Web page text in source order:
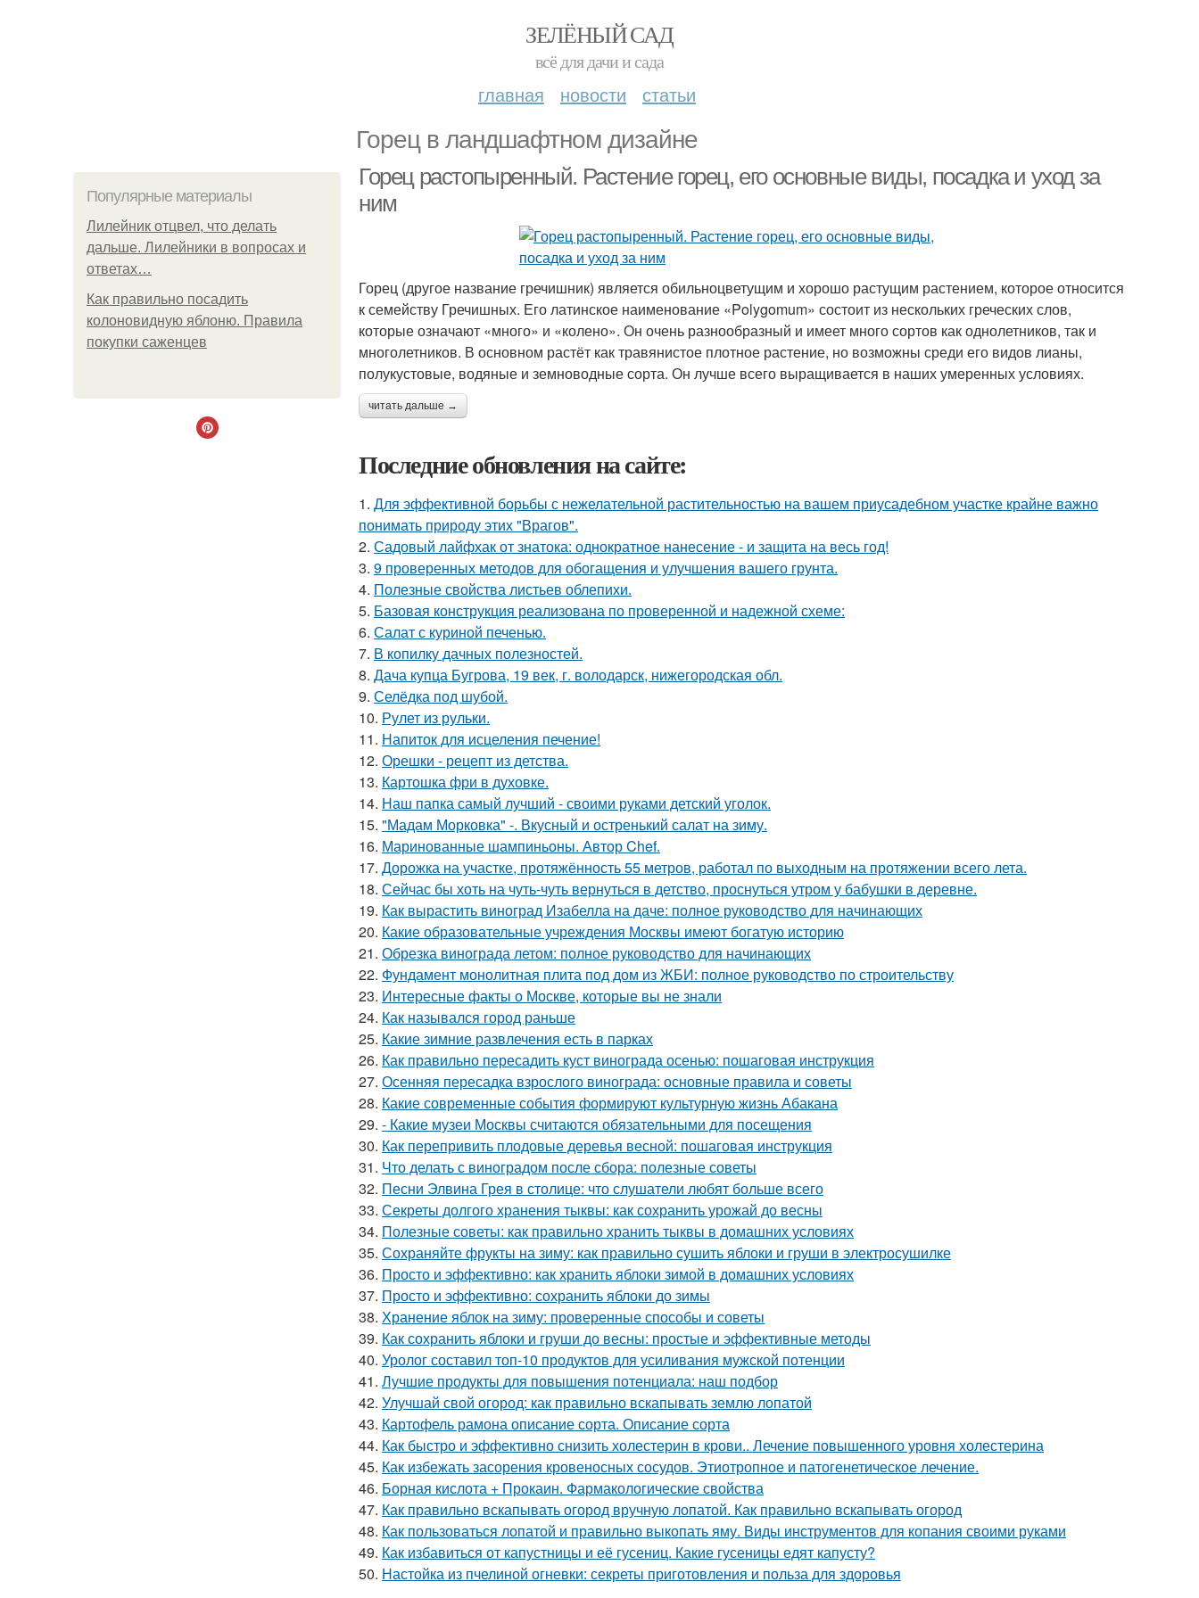
ЗЕЛЁНЫЙ САД
всё для дачи и сада
главная новости статьи
Горец в ландшафтном дизайне
Популярные материалы
Лилейник отцвел, что делать
дальше. Лилейники в вопросах и
ответах…
Как правильно посадить
колоновидную яблоню. Правила
покупки саженцев
Горец растопыренный. Растение горец, его основные виды, посадка и уход за
ним
Горец (другое название гречишник) является обильноцветущим и хорошо растущим растением, которое относится
к семейству Гречишных. Его латинское наименование «Polygomum» состоит из нескольких греческих слов,
которые означают «много» и «колено». Он очень разнообразный и имеет много сортов как однолетников, так и
многолетников. В основном растёт как травянистое плотное растение, но возможны среди его видов лианы,
полукустовые, водяные и земноводные сорта. Он лучше всего выращивается в наших умеренных условиях.
читать дальше →
Последние обновления на сайте:
1. Для эффективной борьбы с нежелательной растительностью на вашем приусадебном участке крайне важно
понимать природу этих "Врагов".
2. Садовый лайфхак от знатока: однократное нанесение - и защита на весь год!
3. 9 проверенных методов для обогащения и улучшения вашего грунта.
4. Полезные свойства листьев облепихи.
5. Базовая конструкция реализована по проверенной и надежной схеме:
6. Салат с куриной печенью.
7. В копилку дачных полезностей.
8. Дача купца Бугрова, 19 век, г. володарск, нижегородская обл.
9. Селёдка под шубой.
10. Рулет из рульки.
11. Напиток для исцеления печение!
12. Орешки - рецепт из детства.
13. Картошка фри в духовке.
14. Наш папка самый лучший - своими руками детский уголок.
15. "Мадам Морковка" -. Вкусный и остренький салат на зиму.
16. Маринованные шампиньоны. Автор Chef.
17. Дорожка на участке, протяжённость 55 метров, работал по выходным на протяжении всего лета.
18. Сейчас бы хоть на чуть-чуть вернуться в детство, проснуться утром у бабушки в деревне.
19. Как вырастить виноград Изабелла на даче: полное руководство для начинающих
20. Какие образовательные учреждения Москвы имеют богатую историю
21. Обрезка винограда летом: полное руководство для начинающих
22. Фундамент монолитная плита под дом из ЖБИ: полное руководство по строительству
23. Интересные факты о Москве, которые вы не знали
24. Как назывался город раньше
25. Какие зимние развлечения есть в парках
26. Как правильно пересадить куст винограда осенью: пошаговая инструкция
27. Осенняя пересадка взрослого винограда: основные правила и советы
28. Какие современные события формируют культурную жизнь Абакана
29. - Какие музеи Москвы считаются обязательными для посещения
30. Как перепривить плодовые деревья весной: пошаговая инструкция
31. Что делать с виноградом после сбора: полезные советы
32. Песни Элвина Грея в столице: что слушатели любят больше всего
33. Секреты долгого хранения тыквы: как сохранить урожай до весны
34. Полезные советы: как правильно хранить тыквы в домашних условиях
35. Сохраняйте фрукты на зиму: как правильно сушить яблоки и груши в электросушилке
36. Просто и эффективно: как хранить яблоки зимой в домашних условиях
37. Просто и эффективно: сохранить яблоки до зимы
38. Хранение яблок на зиму: проверенные способы и советы
39. Как сохранить яблоки и груши до весны: простые и эффективные методы
40. Уролог составил топ-10 продуктов для усиливания мужской потенции
41. Лучшие продукты для повышения потенциала: наш подбор
42. Улучшай свой огород: как правильно вскапывать землю лопатой
43. Картофель рамона описание сорта. Описание сорта
44. Как быстро и эффективно снизить холестерин в крови.. Лечение повышенного уровня холестерина
45. Как избежать засорения кровеносных сосудов. Этиотропное и патогенетическое лечение.
46. Борная кислота + Прокаин. Фармакологические свойства
47. Как правильно вскапывать огород вручную лопатой. Как правильно вскапывать огород
48. Как пользоваться лопатой и правильно выкопать яму. Виды инструментов для копания своими руками
49. Как избавиться от капустницы и её гусениц. Какие гусеницы едят капусту?
50. Настойка из пчелиной огневки: секреты приготовления и польза для здоровья